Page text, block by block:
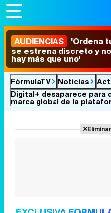
AUDIENCIAS 'Ordena
se estrena discreto y
hay más que uno'
FórmulaTV Noticias
Digital+ desaparece para
marca global de la